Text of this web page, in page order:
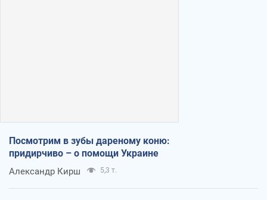
Посмотрим в зубы дареному коню:
придирчиво – о помощи Украине
Александр Кирш 5,3 т.